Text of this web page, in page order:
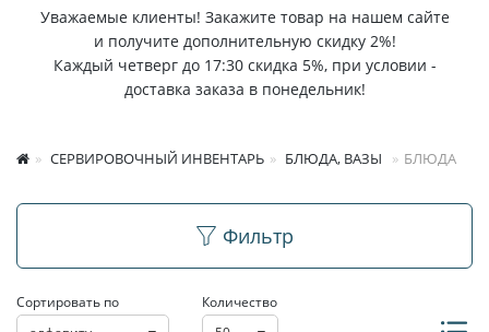
Уважаемые клиенты! Закажите товар на нашем сайте
и получите дополнительную скидку 2%!
Каждый четверг до 17:30 скидка 5%, при условии -
доставка заказа в понедельник!
СЕРВИРОВОЧНЫЙ ИНВЕНТАРЬ БЛЮДА, ВАЗЫ БЛЮДА
Фильтр
Сортировать по
Количество